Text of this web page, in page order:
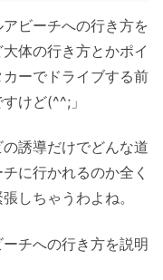
ビーチへの行き方を
体の行き方とかポイ
ーでドライブする前
けど(^^;」
誘導だけでどんな道
に行かれるのか全く
しちゃうわよね。
チへの行き方を説明